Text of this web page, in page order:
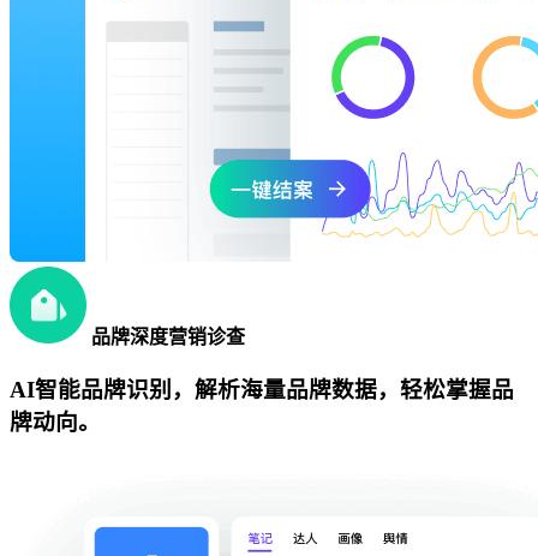
品牌深度营销诊查
AI智能品牌识别，解析海量品牌数据，轻松掌握品
牌动向。